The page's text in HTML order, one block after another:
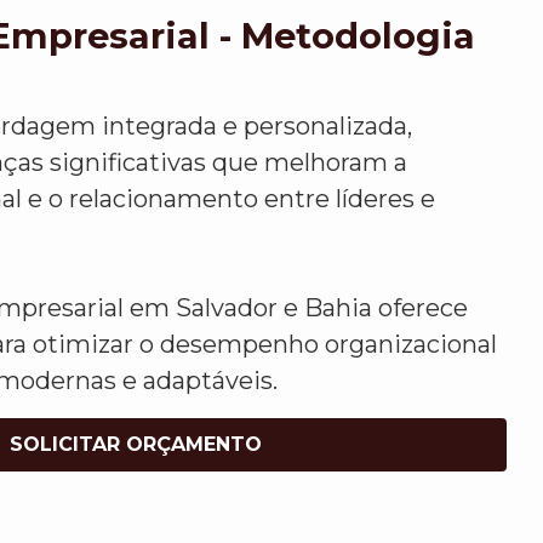
- Metodologia
integrada e personalizada,
significativas que melhoram a
e o relacionamento entre líderes e
em Salvador e Bahia oferece
otimizar o desempenho organizacional
e adaptáveis.
SOLICITAR ORÇAMENTO